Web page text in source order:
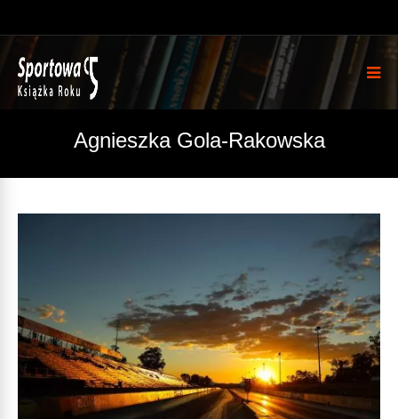
Agnieszka Gola-Rakowska